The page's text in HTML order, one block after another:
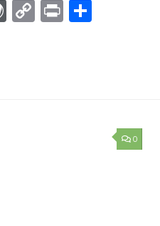
WordPress
CopyPrint
0